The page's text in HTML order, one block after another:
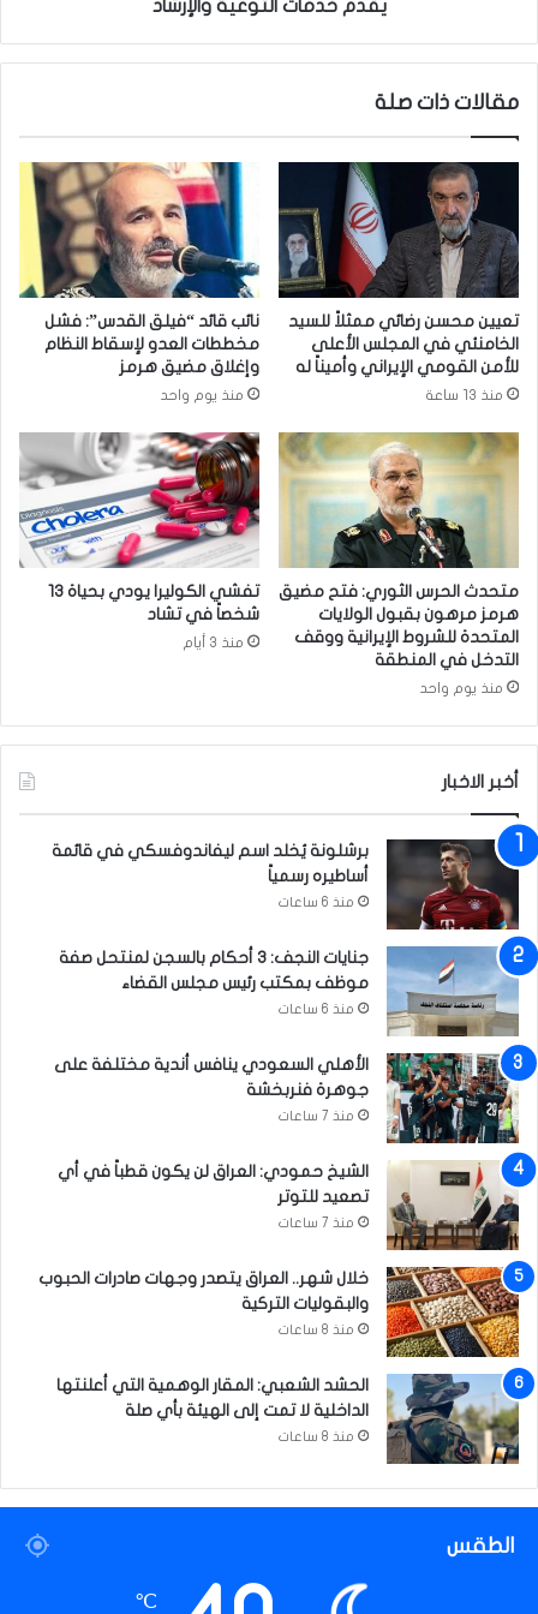
ق
ه
ا
ل
ا
ب
ت
م
ك
ت
ا
ل
ج
ع
و
ب
ي
ف
ب
ل
ي
ق
م
خ
د
ا
ت
ا
ل
ت
و
ع
ي
ة
و
ا
ل
إ
ر
ش
ا
د
يقدم خدمات التوعية والإرشاد
مقالات ذات صلة
تعيين محسن رضائي ممثلاً للسيد
الخامنئي في المجلس الأعلى
للأمن القومي الإيراني وأميناً له
منذ 13 ساعة
نائب قائد “فيلق القدس”: فشل
مخططات العدو لإسقاط النظام
وإغلاق مضيق هرمز
منذ يوم واحد
متحدث الحرس الثوري: فتح مضيق
هرمز مرهون بقبول الولايات
المتحدة للشروط الإيرانية ووقف
التدخل في المنطقة
منذ يوم واحد
تفشي الكوليرا يودي بحياة 13
شخصاً في تشاد
منذ 3 أيام
أخبر الاخبار
برشلونة يُخلد اسم ليفاندوفسكي في قائمة
أساطيره رسمياً
منذ 6 ساعات
جنايات النجف: 3 أحكام بالسجن لمنتحل صفة
موظف بمكتب رئيس مجلس القضاء
منذ 6 ساعات
الأهلي السعودي ينافس أندية مختلفة على
جوهرة فنربخشة
منذ 7 ساعات
الشيخ حمودي: العراق لن يكون قطباً في أي
تصعيد للتوتر
منذ 7 ساعات
خلال شهر.. العراق يتصدر وجهات صادرات الحبوب
والبقوليات التركية
منذ 8 ساعات
الحشد الشعبي: المقار الوهمية التي أعلنتها
الداخلية لا تمت إلى الهيئة بأي صلة
منذ 8 ساعات
الطقس
℃